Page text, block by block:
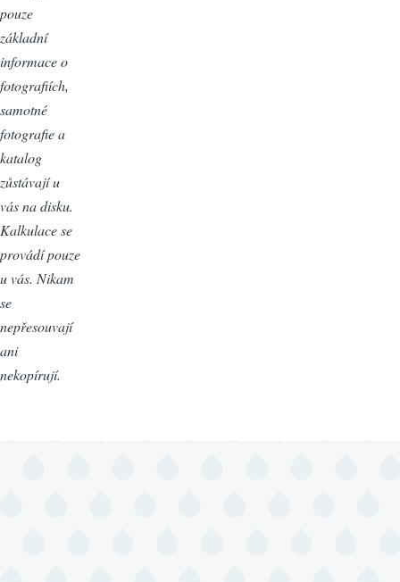
pouze
základní
informace o
fotografiích,
samotné
fotografie a
katalog
zůstávají u
vás na disku.
Kalkulace se
provádí pouze
u vás. Nikam
se
nepřesouvají
ani
nekopírují.